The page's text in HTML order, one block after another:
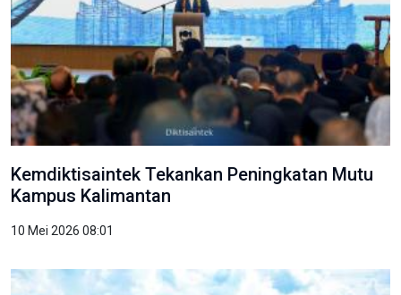
Kemdiktisaintek Tekankan Peningkatan Mutu
Kampus Kalimantan
10 Mei 2026 08:01